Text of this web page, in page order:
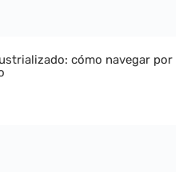
cómo navegar por